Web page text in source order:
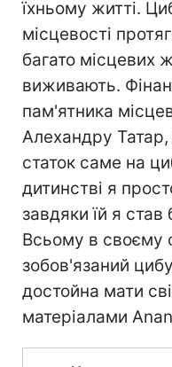
їхньому житті.
місцевості
багато місцевих
виживають.
пам'ятника
Алехандру Татар,
статок саме на
дитинстві я
завдяки їй я став
Всьому в своєму
зобов'язаний
достойна мати
матеріалами